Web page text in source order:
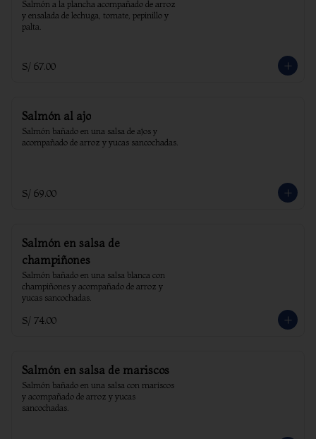
Salmón a la plancha acompañado de arroz
y ensalada de lechuga, tomate, pepinillo y
palta.
S/ 67.00
Salmón al ajo
Salmón bañado en una salsa de ajos y
acompañado de arroz y yucas sancochadas.
S/ 69.00
Salmón en salsa de
champiñones
Salmón bañado en una salsa blanca con
champiñones y acompañado de arroz y
yucas sancochadas.
S/ 74.00
Salmón en salsa de mariscos
Salmón bañado en una salsa con mariscos
y acompañado de arroz y yucas
sancochadas.